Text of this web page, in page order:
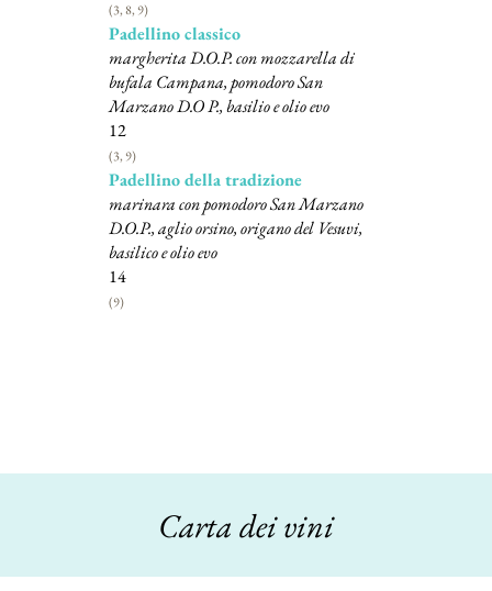
(3, 8, 9)
Padellino classico
margherita D.O.P. con mozzarella di
bufala Campana, pomodoro San
Marzano D.O P., basilio e olio evo
12
(3, 9)
Padellino della tradizione
marinara con pomodoro San Marzano
D.O.P., aglio orsino, origano del Vesuvi,
basilico e olio evo
14
(9)
Carta dei vini